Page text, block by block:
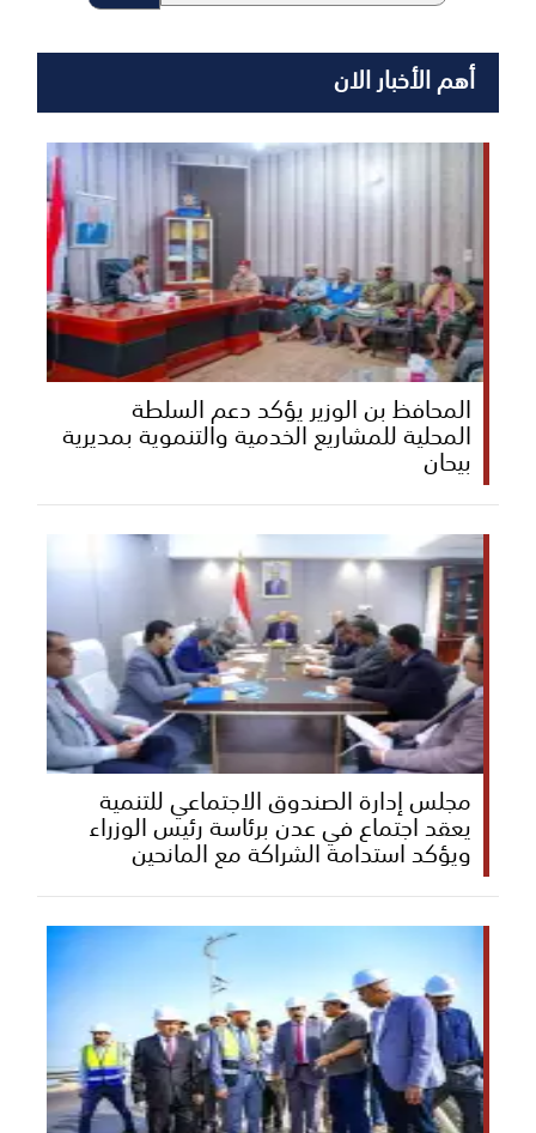
أهم الأخبار الان
المحافظ بن الوزير يؤكد دعم السلطة
المحلية للمشاريع الخدمية والتنموية بمديرية
بيحان
مجلس إدارة الصندوق الاجتماعي للتنمية
يعقد اجتماع في عدن برئاسة رئيس الوزراء
ويؤكد استدامة الشراكة مع المانحين